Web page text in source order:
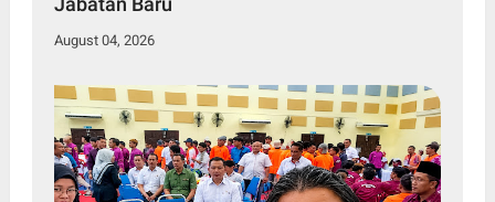
August 04, 2026